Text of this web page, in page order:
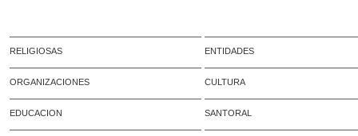
RELIGIOSAS ENTIDADES
ORGANIZACIONES CULTURA
EDUCACION SANTORAL